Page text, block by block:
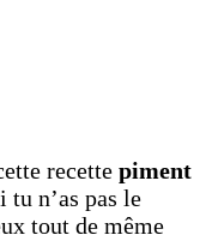
recette piment
n’as pas le
tout de même